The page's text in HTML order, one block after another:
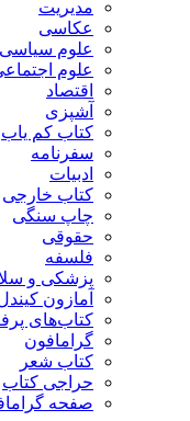
مدیریت
عکاسی
علوم سیاسی
علوم
اقتصاد
آشپزی
کتاب کم یاب
سفرنامه
ادبیات
کتاب خارجی
چاپ سنگی
حقوقی
فلسفه
پزشکی و
آمازون
کتاب‌های
گرامافون
کتاب شعر
حراجی کتاب
صفحه